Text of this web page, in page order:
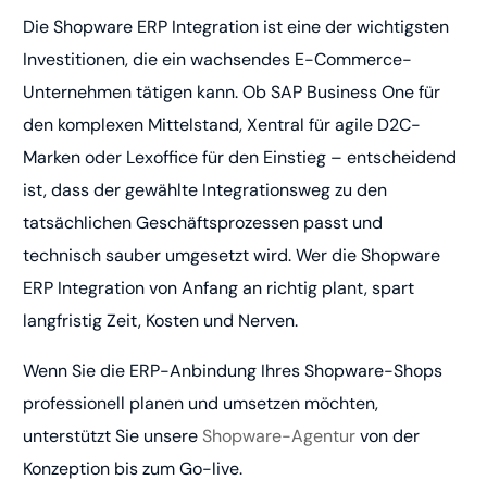
Die Shopware ERP Integration ist eine der wichtigsten
Investitionen, die ein wachsendes E-Commerce-
Unternehmen tätigen kann. Ob SAP Business One für
den komplexen Mittelstand, Xentral für agile D2C-
Marken oder Lexoffice für den Einstieg – entscheidend
ist, dass der gewählte Integrationsweg zu den
tatsächlichen Geschäftsprozessen passt und
technisch sauber umgesetzt wird. Wer die Shopware
ERP Integration von Anfang an richtig plant, spart
langfristig Zeit, Kosten und Nerven.
Wenn Sie die ERP-Anbindung Ihres Shopware-Shops
professionell planen und umsetzen möchten,
unterstützt Sie unsereShopware-Agenturvon der
Konzeption bis zum Go-live.